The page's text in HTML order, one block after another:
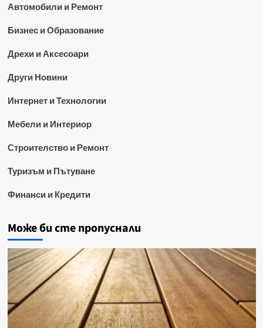
Автомобили и Ремонт
Бизнес и Образование
Дрехи и Аксесоари
Други Новини
Интернет и Технологии
Мебели и Интериор
Строителство и Ремонт
Туризъм и Пътуване
Финанси и Кредити
Може би сте пропуснали